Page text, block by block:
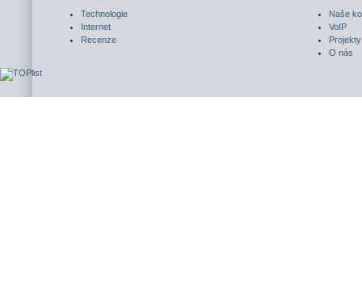
Technologie
Internet
Recenze
Naše
VoIP
Projekty
O nás